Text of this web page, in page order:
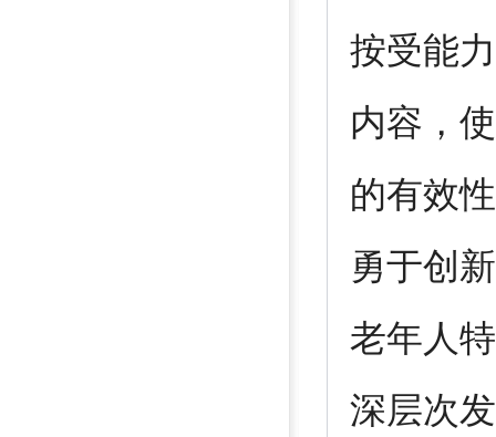
按受能
内容，
的有效
勇于创
老年人
深层次